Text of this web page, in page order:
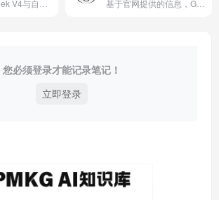
您必须登录才能记录笔记！
立即登录